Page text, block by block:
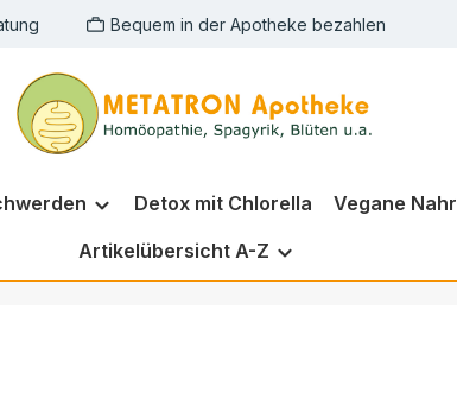
Bequem in der Apotheke bezahlen
Detox mit Chlorella Vegane
Artikelübersicht A-Z